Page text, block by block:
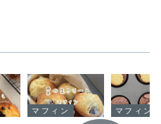
マフィン マフィン